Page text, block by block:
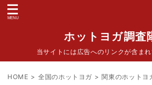
ホットヨガ調査
当サイトには広告へのリンクが含まれ
HOME > 全国のホットヨガ > 関東のホットヨ